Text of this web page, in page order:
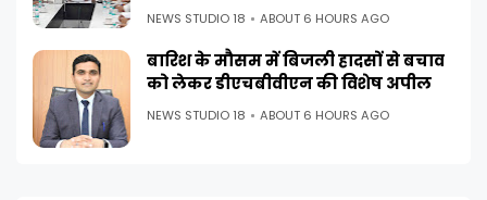
NEWS STUDIO 18 ABOUT 6 HOURS AGO
बारिश के मौसम में बिजली हादसों से बचाव
को लेकर डीएचबीवीएन की विशेष अपील
NEWS STUDIO 18 ABOUT 6 HOURS AGO